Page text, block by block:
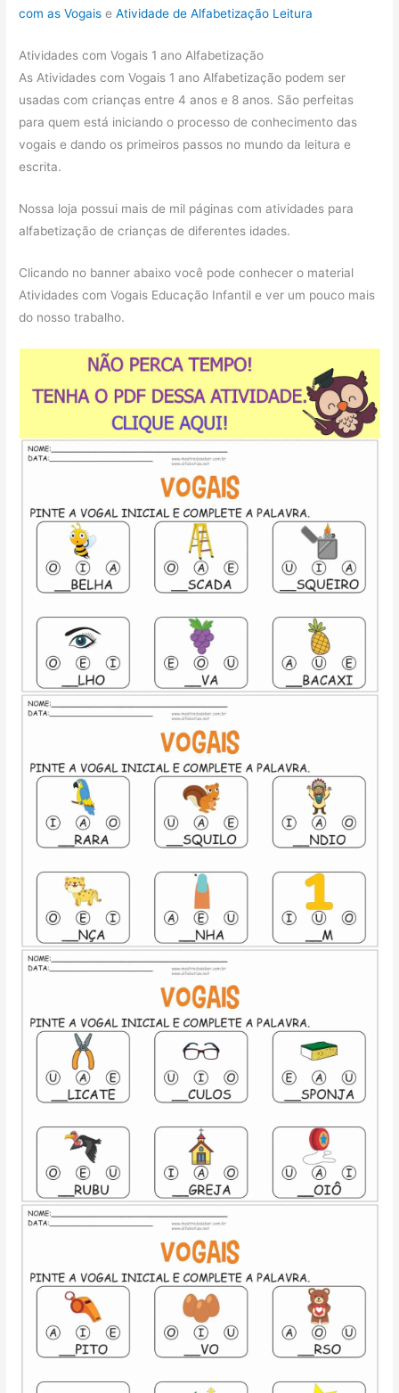
com as Vogais eAtividade de Alfabetização Leitura
Atividades com Vogais 1 ano Alfabetização
As Atividades com Vogais 1 ano Alfabetização podem ser
usadas com crianças entre 4 anos e 8 anos. São perfeitas
para quem está iniciando o processo de conhecimento das
vogais e dando os primeiros passos no mundo da leitura e
escrita.
Nossa loja possui mais de mil páginas com atividades para
alfabetização de crianças de diferentes idades.
Clicando no banner abaixo você pode conhecer o material
Atividades com Vogais Educação Infantil e ver um pouco mais
do nosso trabalho.